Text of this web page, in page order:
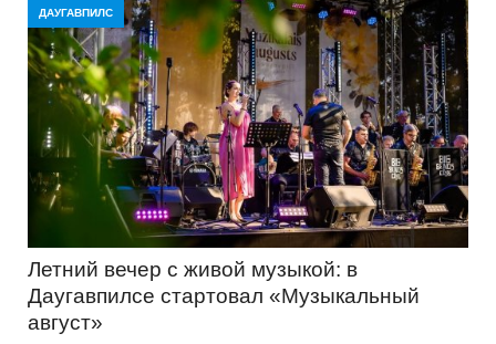
ДАУГАВПИЛС
Летний вечер с живой музыкой: в
Даугавпилсе стартовал «Музыкальный
август»